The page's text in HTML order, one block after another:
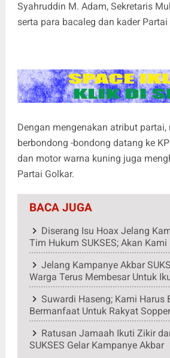
Syahruddin M. Adam, Sekretaris
serta para bacaleg dan kader
Dengan mengenakan atribut partai,
berbondong -bondong datang ke
dan motor warna kuning juga
Partai Golkar.
BACA JUGA
Diserang Isu Hoax Jelang
Tim Hukum SUKSES; Akan
Jelang Kampanye Akbar
Warga Terus Membesar Untuk
Suwardi Haseng; Kami Harus
Bermanfaat Untuk Rakyat
Ratusan Jamaah Ikuti Zikir
SUKSES Gelar Kampanye Akbar